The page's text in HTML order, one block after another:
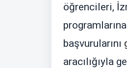
öğrencileri,
başvurularını
aracılığıyla